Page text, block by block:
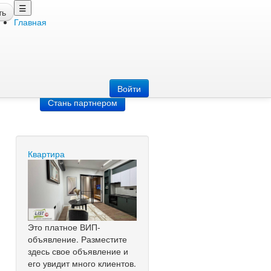
☰
Главная
Войти
Стань партнером
Квартира
Это платное ВИП-
объявление. Разместите
здесь свое объявление и
его увидит много клиентов.